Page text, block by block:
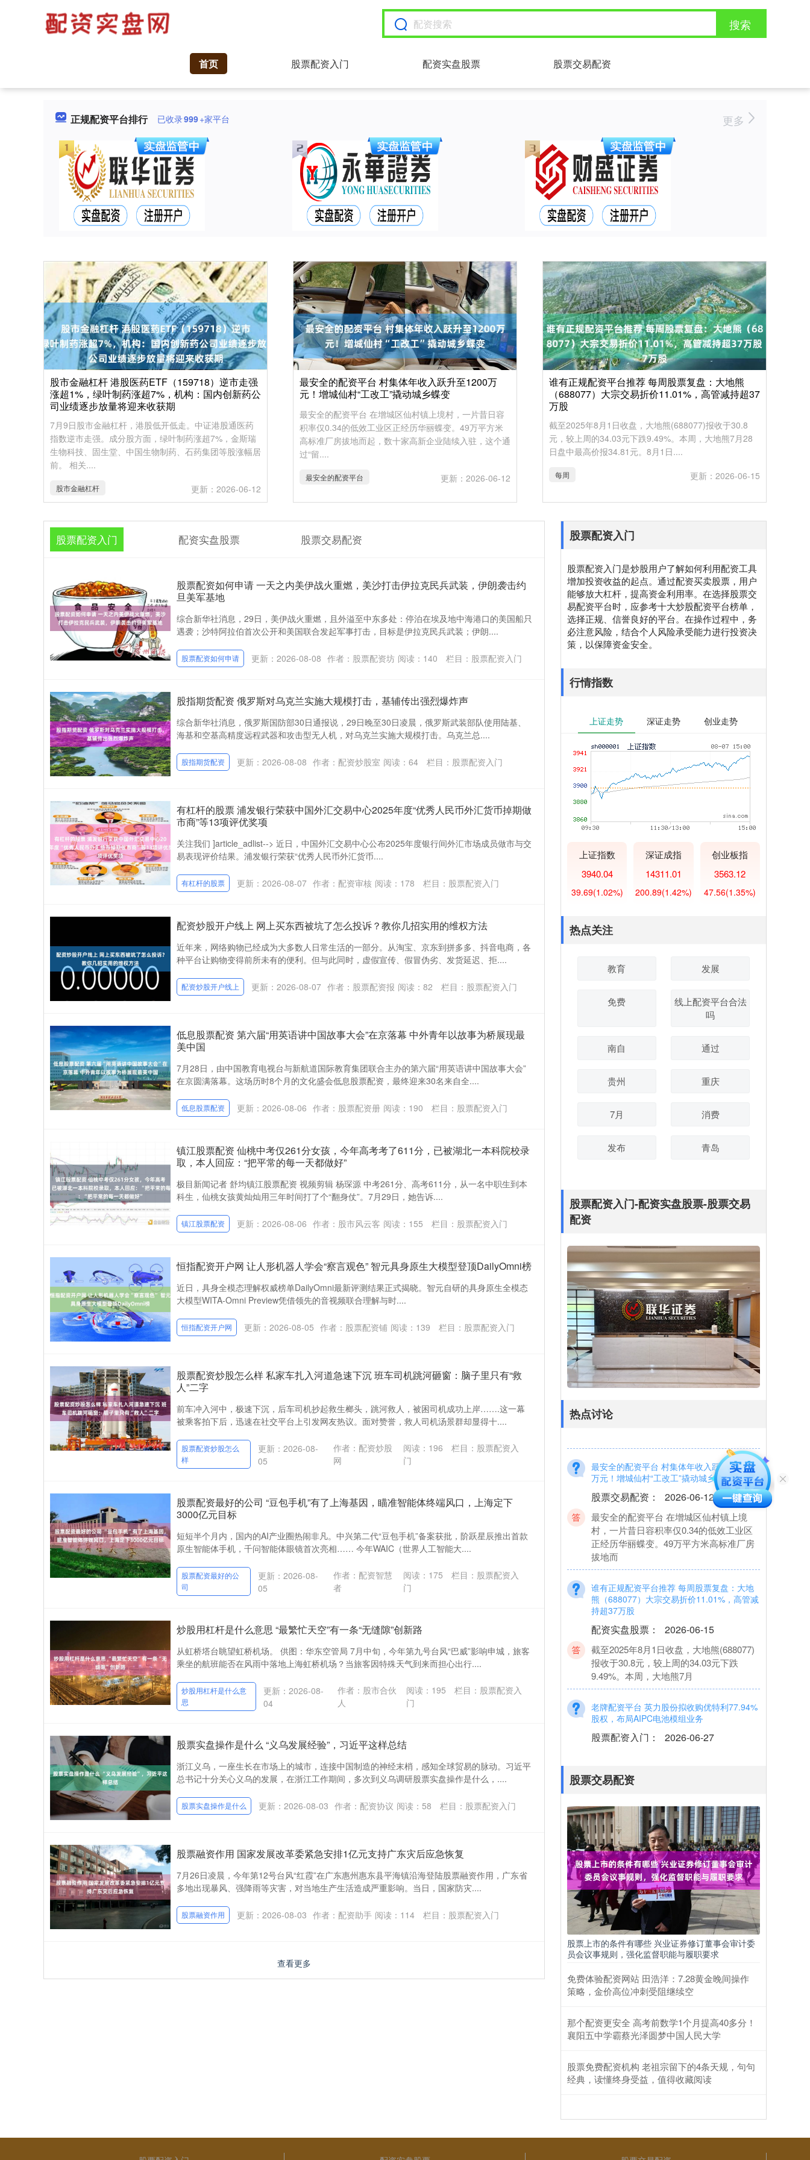
搜索
首页 股票配资入门 配资实盘股票 股票交易配资
正规配资平台排行 已收录999+家平台 更多
股市金融杠杆 港股医药ETF（159718）逆市走强
涨超1%，绿叶制药涨超7%，机构：国内创新药公
司业绩逐步放量将迎来收获期
7月9日股市金融杠杆，港股低开低走。中证港股通医药
指数逆市走强。成分股方面，绿叶制药涨超7%，金斯瑞
生物科技、固生堂、中国生物制药、石药集团等股涨幅居
前。 相关....
股市金融杠杆 更新：2026-06-12
最安全的配资平台 村集体年收入跃升至1200万
元！增城仙村“工改工”撬动城乡蝶变
最安全的配资平台 在增城区仙村镇上境村，一片昔日容
积率仅0.34的低效工业区正经历华丽蝶变。49万平方米
高标准厂房拔地而起，数十家高新企业陆续入驻，这个通
过“留....
最安全的配资平台 更新：2026-06-12
谁有正规配资平台推荐 每周股票复盘：大地熊
（688077）大宗交易折价11.01%，高管减持超37
万股
截至2025年8月1日收盘，大地熊(688077)报收于30.8
元，较上周的34.03元下跌9.49%。本周，大地熊7月28
日盘中最高价报34.81元。8月1日....
每周 更新：2026-06-15
股票配资入门 配资实盘股票 股票交易配资
股票配资如何申请 一天之内美伊战火重燃，美沙打击伊拉克民兵武装，伊朗袭击约
旦美军基地
综合新华社消息，29日，美伊战火重燃，且外溢至中东多处：停泊在埃及地中海港口的美国船只
遇袭；沙特阿拉伯首次公开和美国联合发起军事打击，目标是伊拉克民兵武装；伊朗....
股票配资如何申请 更新：2026-08-08 作者：股票配资坊 阅读： 140 栏目： 股票配资入门
股指期货配资 俄罗斯对乌克兰实施大规模打击，基辅传出强烈爆炸声
综合新华社消息，俄罗斯国防部30日通报说，29日晚至30日凌晨，俄罗斯武装部队使用陆基、
海基和空基高精度远程武器和攻击型无人机，对乌克兰实施大规模打击。乌克兰总....
股指期货配资 更新：2026-08-08 作者：配资炒股室 阅读： 64 栏目： 股票配资入门
有杠杆的股票 浦发银行荣获中国外汇交易中心2025年度“优秀人民币外汇货币掉期做
市商”等13项评优奖项
关注我们 ]article_adlist--> 近日，中国外汇交易中心公布2025年度银行间外汇市场成员做市与交
易表现评价结果。浦发银行荣获“优秀人民币外汇货币....
有杠杆的股票 更新：2026-08-07 作者：配资审核 阅读： 178 栏目： 股票配资入门
配资炒股开户线上 网上买东西被坑了怎么投诉？教你几招实用的维权方法
近年来，网络购物已经成为大多数人日常生活的一部分。从淘宝、京东到拼多多、抖音电商，各
种平台让购物变得前所未有的便利。但与此同时，虚假宣传、假冒伪劣、发货延迟、拒....
配资炒股开户线上 更新：2026-08-07 作者：股票配资报 阅读： 82 栏目： 股票配资入门
低息股票配资 第六届“用英语讲中国故事大会”在京落幕 中外青年以故事为桥展现最
美中国
7月28日，由中国教育电视台与新航道国际教育集团联合主办的第六届“用英语讲中国故事大会”
在京圆满落幕。这场历时8个月的文化盛会低息股票配资，最终迎来30名来自全....
低息股票配资 更新：2026-08-06 作者：股票配资册 阅读： 190 栏目： 股票配资入门
镇江股票配资 仙桃中考仅261分女孩，今年高考考了611分，已被湖北一本科院校录
取，本人回应：“把平常的每一天都做好”
极目新闻记者 舒均镇江股票配资 视频剪辑 杨琛源 中考261分、高考611分，从一名中职生到本
科生，仙桃女孩黄灿灿用三年时间打了个“翻身仗”。7月29日，她告诉....
镇江股票配资 更新：2026-08-06 作者：股市风云客 阅读： 155 栏目： 股票配资入门
恒指配资开户网 让人形机器人学会“察言观色” 智元具身原生大模型登顶DailyOmni榜
近日，具身全模态理解权威榜单DailyOmni最新评测结果正式揭晓。智元自研的具身原生全模态
大模型WITA-Omni Preview凭借领先的音视频联合理解与时....
恒指配资开户网 更新：2026-08-05 作者：股票配资铺 阅读： 139 栏目： 股票配资入门
股票配资炒股怎么样 私家车扎入河道急速下沉 班车司机跳河砸窗：脑子里只有“救
人”二字
前车冲入河中，极速下沉，后车司机抄起救生榔头，跳河救人，被困司机成功上岸…….这一幕
被乘客拍下后，迅速在社交平台上引发网友热议。面对赞誉，救人司机汤景群却显得十....
股票配资炒股怎么
样
更新：2026-08-
05
作者：配资炒股
网
阅读： 196 栏目： 股票配资入
门
股票配资最好的公司 “豆包手机”有了上海基因，瞄准智能体终端风口，上海定下
3000亿元目标
短短半个月内，国内的AI产业圈热闹非凡。中兴第二代“豆包手机”备案获批，阶跃星辰推出首款
原生智能体手机，千问智能体眼镜首次亮相…… 今年WAIC（世界人工智能大....
股票配资最好的公
司
更新：2026-08-
05
作者：配资智慧
者
阅读： 175 栏目： 股票配资入
门
炒股用杠杆是什么意思 “最繁忙天空”有一条“无缝隙”创新路
从虹桥塔台眺望虹桥机场。 供图：华东空管局 7月中旬，今年第九号台风“巴威”影响申城，旅客
乘坐的航班能否在风雨中落地上海虹桥机场？当旅客因特殊天气到来而担心出行....
炒股用杠杆是什么意
思
更新：2026-08-
04
作者：股市合伙
人
阅读： 195 栏目： 股票配资入
门
股票实盘操作是什么 “义乌发展经验”，习近平这样总结
浙江义乌，一座生长在市场上的城市，连接中国制造的神经末梢，感知全球贸易的脉动。习近平
总书记十分关心义乌的发展，在浙江工作期间，多次到义乌调研股票实盘操作是什么，....
股票实盘操作是什么 更新：2026-08-03 作者：配资协议 阅读： 58 栏目： 股票配资入门
股票融资作用 国家发展改革委紧急安排1亿元支持广东灾后应急恢复
7月26日凌晨，今年第12号台风“红霞”在广东惠州惠东县平海镇沿海登陆股票融资作用，广东省
多地出现暴风、强降雨等灾害，对当地生产生活造成严重影响。当日，国家防灾....
股票融资作用 更新：2026-08-03 作者：配资助手 阅读： 114 栏目： 股票配资入门
查看更多
股票配资入门
股票配资入门是炒股用户了解如何利用配资工具
增加投资收益的起点。通过配资买卖股票，用户
能够放大杠杆，提高资金利用率。在选择股票交
易配资平台时，应参考十大炒股配资平台榜单，
选择正规、信誉良好的平台。在操作过程中，务
必注意风险，结合个人风险承受能力进行投资决
策，以保障资金安全。
行情指数
上证走势 深证走势 创业走势
上证指数
3940.04
39.69(1.02%)
深证成指
14311.01
200.89(1.42%)
创业板指
3563.12
47.56(1.35%)
热点关注
教育 发展
免费
线上配资平台合法
吗
南自 通过
贵州 重庆
7月 消费
发布 青岛
股票配资入门-配资实盘股票-股票交易
配资
热点讨论
股市金融杠杆 港股医药ETF（159718）逆市
走强涨超1%，绿叶制药涨超7%，机构：国内
创新药公司业绩逐步放量将迎来收获期
股票交易配资
7月9日股市金融杠杆，港股低开低走。中
面，绿叶制药涨超7%，金斯瑞生物科技、
固生堂、中
最安全的配资平台 村集体年收入跃升至1200
万元！增城仙村“工改工”撬动城乡蝶变
股票交易配资： 2026-06-12
最安全的配资平台 在增城区仙村镇上境
村，一片昔日容积率仅0.34的低效工业区
正经历华丽蝶变。49万平方米高标准厂房
拔地而
谁有正规配资平台推荐 每周股票复盘：大地
熊（688077）大宗交易折价11.01%，高管减
持超37万股
配资实盘股票
截至2025年8月1日收盘，大地熊(688077)
报收于30.8元，较上周的34.03元下跌
9.49%。本周，大地熊7月
老牌配资平台 英力股份拟收购优特利77.94%
股权，布局AIPC电池模组业务
股票配资入门： 2026-06-27
中访网数据 安徽英力电子科技股份有限公
限公
2023年股票配资排名 加拿大机构预测：2026
年黄金均价或达4990美元，2027年回落至
4689美元
股票配资入门： 2026-07-04
4月16日讯，加拿大出口信贷机构出口发展
加拿大在其春季展望中预测，强劲的避险
需求应能保持今年黄金价格高企2023年股
票配
股票交易配资
股票上市的条件有哪些 兴业证券修订董事会审计委
员会议事规则，强化监督职能与履职要求
免费体验配资网站 田浩洋：7.28黄金晚间操作
策略，金价高位冲刺受阻继续空
那个配资更安全 高考前数学1个月提高40多分​！
襄阳五中学霸蔡光泽圆梦中国人民大学
股票免费配资机构 老祖宗留下的4条天规，句句
经典，读懂终身受益，值得收藏阅读